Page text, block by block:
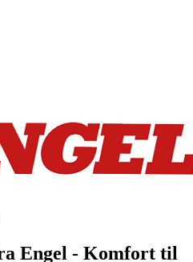
Engel - Komfort til